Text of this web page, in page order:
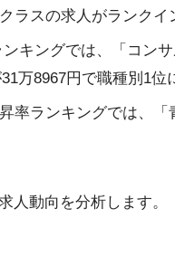
ラスの求人がランクイ
キングでは、「コン
万8967円で職種別1位
率ランキングでは、
人動向を分析します。